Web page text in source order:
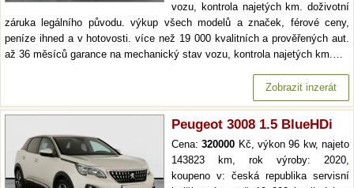
vozu, kontrola najetých km. doživotní
záruka legálního původu. výkup všech modelů a značek, férové ceny,
peníze ihned a v hotovosti. více než 19 000 kvalitních a prověřených aut.
až 36 měsíců garance na mechanický stav vozu, kontrola najetých km.…
Zobrazit inzerát
Peugeot 3008 1.5 BlueHDi
Cena:320000 Kč, výkon 96 kw, najeto
143823 km, rok výroby: 2020,
koupeno v: česká republika servisní